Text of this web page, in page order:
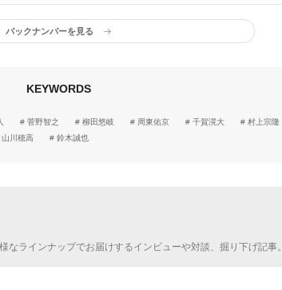
バックナンバーを見る
KEYWORDS
菅野智之 柳田悠岐 周東佑京 千賀滉大
村上宗隆
山川穂高 鈴木誠也
なラインナップでお届けするインビューや対談、掘り下げ記事。